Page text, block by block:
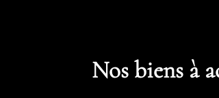
Nos biens à